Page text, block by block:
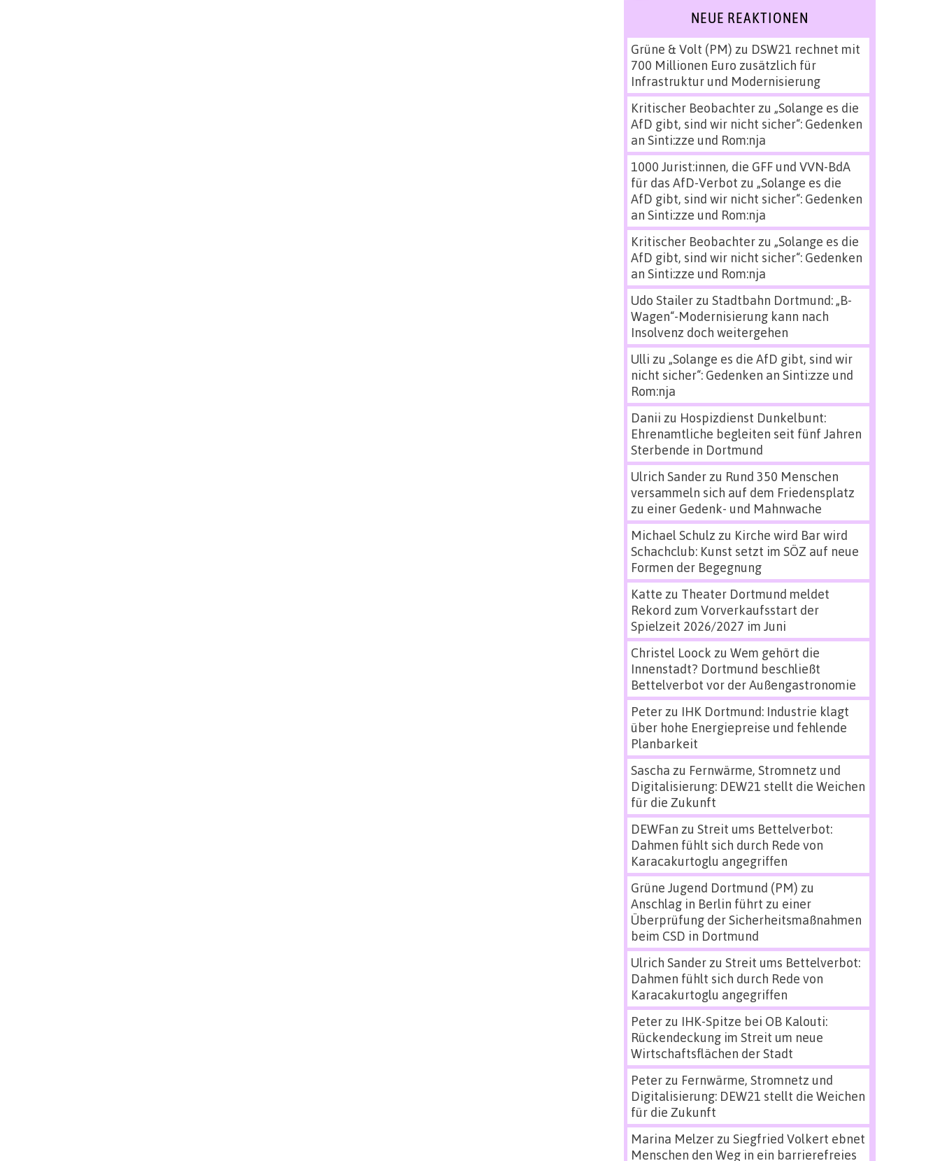
NEUE REAKTIONEN
Grüne & Volt (PM) zu DSW21 rechnet mit
700 Millionen Euro zusätzlich für
Infrastruktur und Modernisierung
Kritischer Beobachterzu „Solange es die
AfD gibt, sind wir nicht sicher“: Gedenken
an Sinti:zze und Rom:nja
1000 Jurist:innen, die GFF und VVN-BdA
für das AfD-Verbot zu „Solange es die
AfD gibt, sind wir nicht sicher“: Gedenken
an Sinti:zze und Rom:nja
Kritischer Beobachterzu „Solange es die
AfD gibt, sind wir nicht sicher“: Gedenken
an Sinti:zze und Rom:nja
Udo Stailerzu Stadtbahn Dortmund: „B-
Wagen“-Modernisierung kann nach
Insolvenz doch weitergehen
Ulli zu „Solange es die AfD gibt, sind wir
nicht sicher“: Gedenken an Sinti:zze und
Rom:nja
Danii zu Hospizdienst Dunkelbunt:
Ehrenamtliche begleiten seit fünf Jahren
Sterbende in Dortmund
Ulrich Sanderzu Rund 350 Menschen
versammeln sich auf dem Friedensplatz
zu einer Gedenk- und Mahnwache
Michael Schulz zu Kirche wird Bar wird
Schachclub: Kunst setzt im SÖZ auf neue
Formen der Begegnung
Katte zu Theater Dortmund meldet
Rekord zum Vorverkaufsstart der
Spielzeit 2026/2027 im Juni
Christel Loock zu Wem gehört die
Innenstadt? Dortmund beschließt
Bettelverbot vor der Außengastronomie
Peterzu IHK Dortmund: Industrie klagt
über hohe Energiepreise und fehlende
Planbarkeit
Sascha zu Fernwärme, Stromnetz und
Digitalisierung: DEW21 stellt die Weichen
für die Zukunft
DEWFan zu Streit ums Bettelverbot:
Dahmen fühlt sich durch Rede von
Karacakurtoglu angegriffen
Grüne Jugend Dortmund (PM) zu
Anschlag in Berlin führt zu einer
Überprüfung der Sicherheitsmaßnahmen
beim CSD in Dortmund
Ulrich Sanderzu Streit ums Bettelverbot:
Dahmen fühlt sich durch Rede von
Karacakurtoglu angegriffen
Peterzu IHK-Spitze bei OB Kalouti:
Rückendeckung im Streit um neue
Wirtschaftsflächen der Stadt
Peterzu Fernwärme, Stromnetz und
Digitalisierung: DEW21 stellt die Weichen
für die Zukunft
Marina Melzerzu Siegfried Volkert ebnet
Menschen den Weg in ein barrierefreies